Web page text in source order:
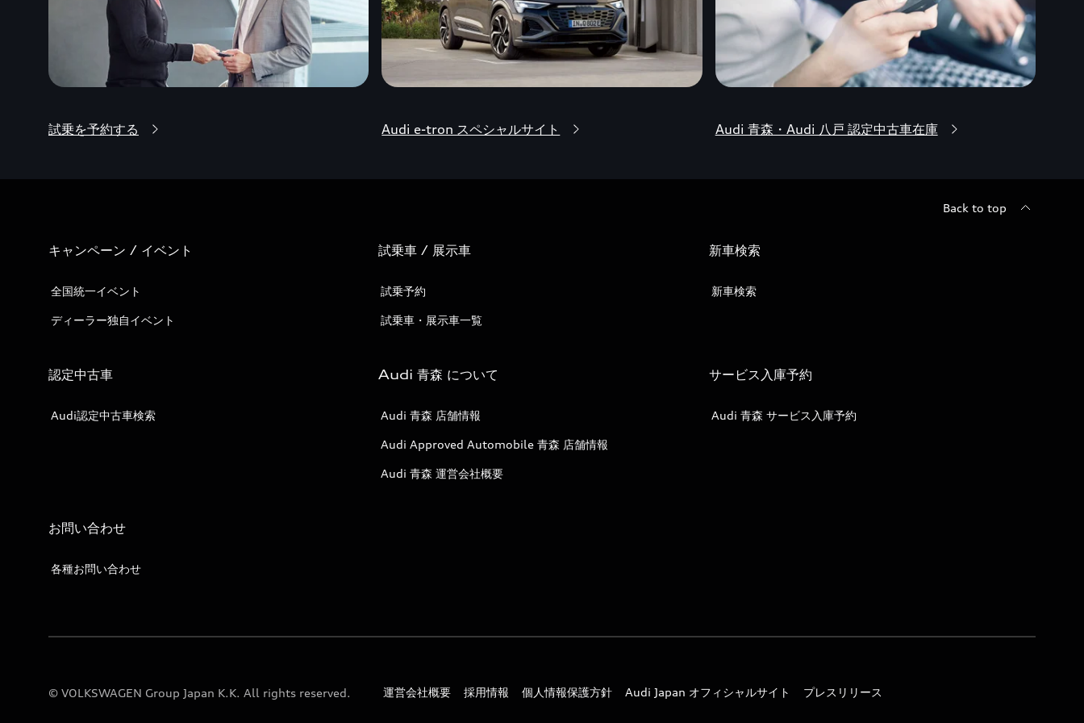
試乗を予約する Audi e-tron スペシャルサイト Audi 青森・Audi 八戸 認定中古車在庫
Back to top
キャンペーン / イベント
全国統一イベント
ディーラー独自イベント
試乗車 / 展示車
試乗予約
試乗車・展示車一覧
新車検索
新車検索
認定中古車
Audi認定中古車検索
Audi 青森 について
Audi 青森 店舗情報
Audi Approved Automobile 青森 店舗情報
Audi 青森 運営会社概要
サービス入庫予約
Audi 青森 サービス入庫予約
お問い合わせ
各種お問い合わせ
© VOLKSWAGEN Group Japan K.K. All rights reserved. 運営会社概要 採用情報 個人情報保護方針 Audi Japan オフィシャルサイト プレスリリース